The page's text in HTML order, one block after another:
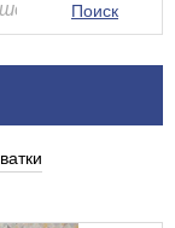
Поиск